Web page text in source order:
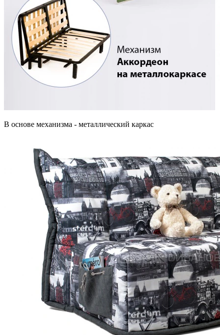
В основе механизма - металлический каркас